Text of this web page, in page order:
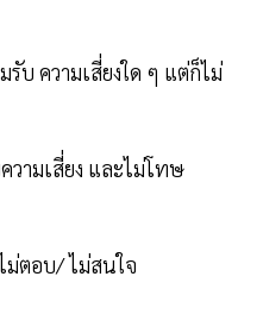
รับ ความเสี่ยงใด ๆ แต่ก็ไม่
วามเสี่ยง และไม่โทษ
ม่ตอบ/ ไม่สนใจ